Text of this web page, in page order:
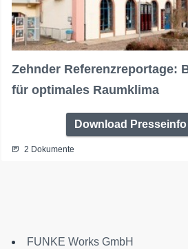
Zehnder Referenzreportage:
für optimales Raumklima
Download Presseinfo
2 Dokumente
FUNKE Works GmbH